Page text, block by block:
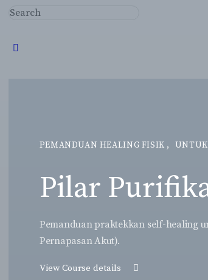
Search
PEMANDUAN HEALING FISIK ,
Pilar
Pemanduan praktekkan self-healing
Pernapasan Akut).
View Course details